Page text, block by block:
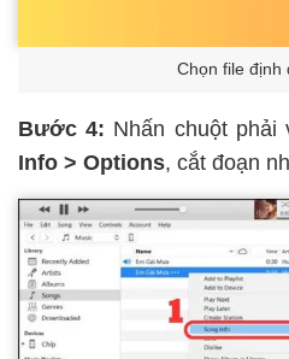
Chọn file định
Bước 4: Nhấn chuột
Info > Options, cắt đoạn